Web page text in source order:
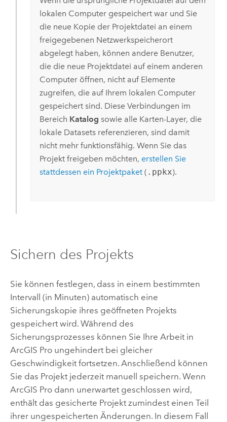
lokalen Computer gespeichert war und Sie
die neue Kopie der Projektdatei an einem
freigegebenen Netzwerkspeicherort
abgelegt haben, können andere Benutzer,
die die neue Projektdatei auf einem anderen
Computer öffnen, nicht auf Elemente
zugreifen, die auf Ihrem lokalen Computer
gespeichert sind. Diese Verbindungen im
Bereich Katalog sowie alle Karten-Layer, die
lokale Datasets referenzieren, sind damit
nicht mehr funktionsfähig. Wenn Sie das
Projekt freigeben möchten, erstellen Sie
stattdessen ein Projektpaket( .ppkx).
Sichern des Projekts
Sie können festlegen, dass in einem bestimmten
Intervall (in Minuten) automatisch eine
Sicherungskopie ihres geöffneten Projekts
gespeichert wird. Während des
Sicherungsprozesses können Sie Ihre Arbeit in
ArcGIS Proungehindert bei gleicher
Geschwindigkeit fortsetzen. Anschließend können
Sie das Projekt jederzeit manuell speichern. Wenn
ArcGIS Prodann unerwartet geschlossen wird,
enthält das gesicherte Projekt zumindest einen Teil
ihrer ungespeicherten Änderungen. In diesem Fall